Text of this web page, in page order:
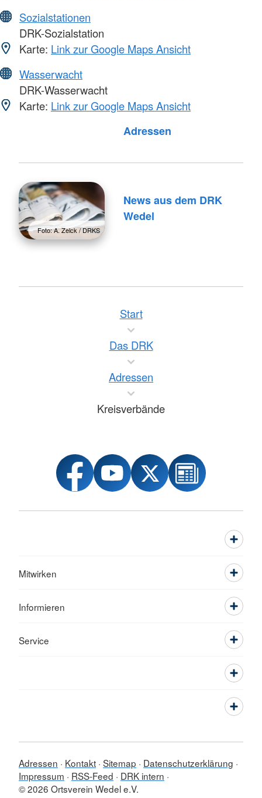
Sozialstationen
DRK-Sozialstation
Karte: Link zur Google Maps Ansicht
Wasserwacht
DRK-Wasserwacht
Karte: Link zur Google Maps Ansicht
Adressen
Foto: A. Zelck / DRKS
News aus dem DRK
Wedel
Start
Das DRK
Adressen
Kreisverbände
Mitwirken
Informieren
Service
Adressen Kontakt Sitemap
Datenschutzerklärung
Impressum
RSS-Feed
DRK intern
© 2026 Ortsverein Wedel e.V.